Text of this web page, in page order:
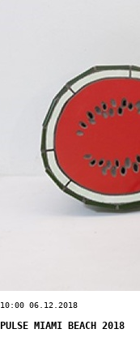
10:00 06.12.2018
PULSE MIAMI BEACH 2018